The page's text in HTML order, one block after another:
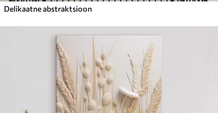
Delikaatne abstraktsioon